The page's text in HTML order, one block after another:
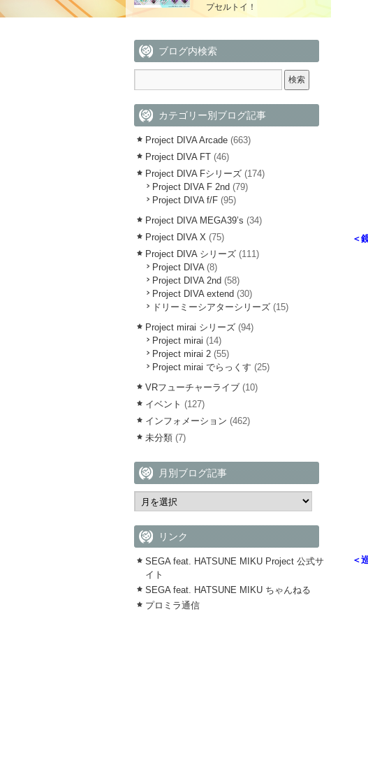
＜
＜
プセルトイ！
ブログ内検索
カテゴリー別ブログ記事
Project DIVA Arcade (663)
Project DIVA FT (46)
Project DIVA Fシリーズ (174)
Project DIVA F 2nd (79)
Project DIVA f/F (95)
Project DIVA MEGA39’s (34)
Project DIVA X (75)
Project DIVA シリーズ (111)
Project DIVA(8)
Project DIVA 2nd (58)
Project DIVA extend (30)
ドリーミーシアターシリーズ (15)
Project mirai シリーズ (94)
Project mirai (14)
Project mirai 2 (55)
Project mirai でらっくす (25)
VRフューチャーライブ (10)
イベント (127)
インフォメーション (462)
未分類 (7)
月別ブログ記事
リンク
SEGA feat. HATSUNE MIKU Project 公式サ
イト
SEGA feat. HATSUNE MIKU ちゃんねる
プロミラ通信